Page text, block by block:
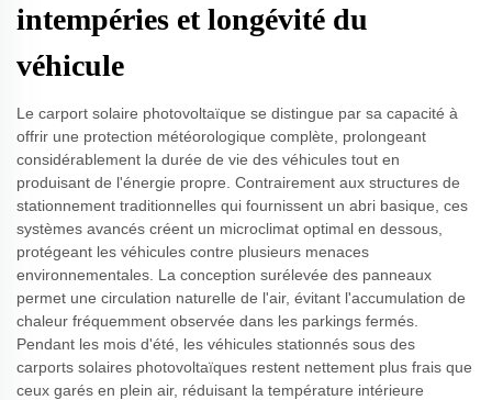
intempéries et longévité du
véhicule
Le carport solaire photovoltaïque se distingue par sa capacité à
offrir une protection météorologique complète, prolongeant
considérablement la durée de vie des véhicules tout en
produisant de l'énergie propre. Contrairement aux structures de
stationnement traditionnelles qui fournissent un abri basique, ces
systèmes avancés créent un microclimat optimal en dessous,
protégeant les véhicules contre plusieurs menaces
environnementales. La conception surélevée des panneaux
permet une circulation naturelle de l'air, évitant l'accumulation de
chaleur fréquemment observée dans les parkings fermés.
Pendant les mois d'été, les véhicules stationnés sous des
carports solaires photovoltaïques restent nettement plus frais que
ceux garés en plein air, réduisant la température intérieure